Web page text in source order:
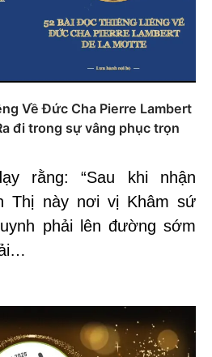
Về Đức Cha Pierre Lambert
đi trong sự vâng phục trọn
rằng: “Sau khi nhận
Thị này nơi vị Khâm sứ
phải lên đường sớm